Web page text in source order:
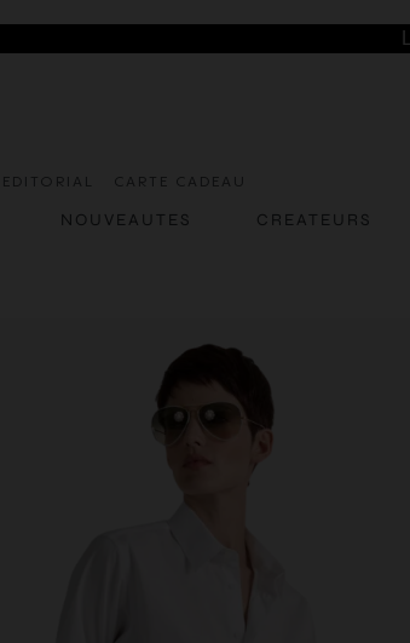
EDITORIAL CARTE CADEAU
NOUVEAUTES CREATEURS